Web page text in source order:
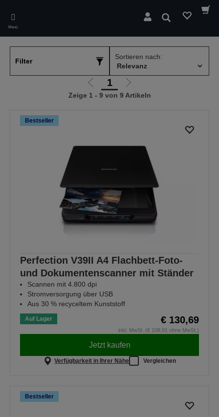
main
content
Menü
Suchen
Filter
Sortieren nach:
Zur
vorherigen
1
Zur
nächsten
Zeige 1 - 9 von 9 Artikeln
Bestseller
Perfection V39II A4 Flachbett-Foto-
und Dokumentenscanner mit Ständer
Scannen mit 4.800 dpi
Stromversorgung über USB
Aus 30 % recyceltem Kunststoff
Auf Lager € 130,69
inkl. MwSt. (€ 108,91 ohne MwSt.)
Jetzt kaufen
Verfügbarkeit in Ihrer Nähe Vergleichen
Bestseller